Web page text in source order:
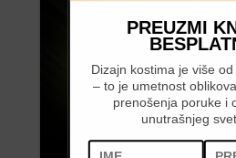
PREUZMI
Dizajn kostima je više
– to je umetnost
prenošenja poruke i
unutrašnjeg